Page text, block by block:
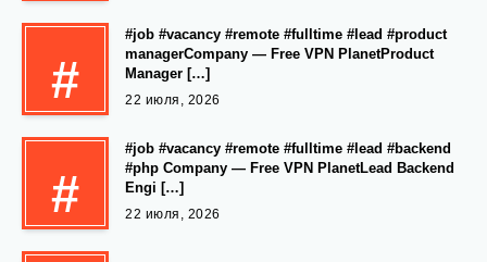
#
#job #vacancy #remote #fulltime #lead #product
managerCompany — Free VPN PlanetProduct
Manager […]
22 июля, 2026
#
#job #vacancy #remote #fulltime #lead #backend
#php Company — Free VPN PlanetLead Backend
Engi […]
22 июля, 2026